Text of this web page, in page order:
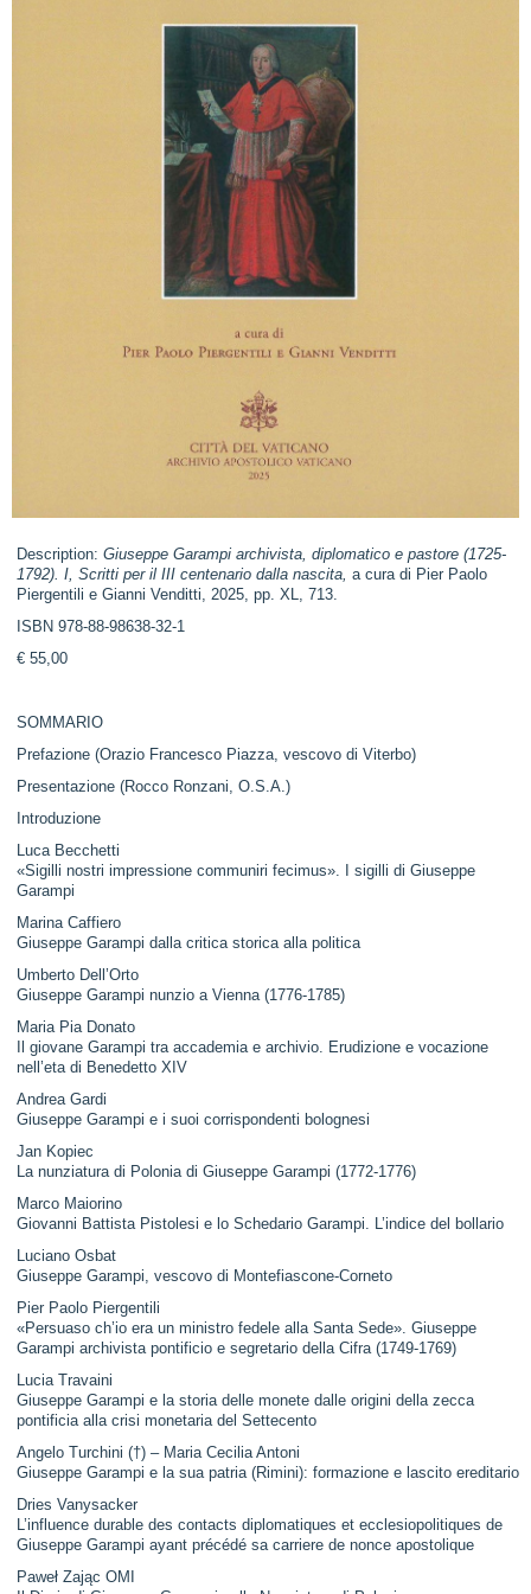
Description:Giuseppe Garampi archivista, diplomatico e pastore (1725-
1792). I, Scritti per il III centenario dalla nascita,a cura di Pier Paolo
Piergentili e Gianni Venditti, 2025, pp. XL, 713.
ISBN 978-88-98638-32-1
€ 55,00
SOMMARIO
Prefazione (Orazio Francesco Piazza, vescovo di Viterbo)
Presentazione (Rocco Ronzani, O.S.A.)
Introduzione
Luca Becchetti
«Sigilli nostri impressione communiri fecimus». I sigilli di Giuseppe
Garampi
Marina Caffiero
Giuseppe Garampi dalla critica storica alla politica
Umberto Dell’Orto
Giuseppe Garampi nunzio a Vienna (1776-1785)
Maria Pia Donato
Il giovane Garampi tra accademia e archivio. Erudizione e vocazione
nell’eta di Benedetto XIV
Andrea Gardi
Giuseppe Garampi e i suoi corrispondenti bolognesi
Jan Kopiec
La nunziatura di Polonia di Giuseppe Garampi (1772-1776)
Marco Maiorino
Giovanni Battista Pistolesi e lo Schedario Garampi. L’indice del bollario
Luciano Osbat
Giuseppe Garampi, vescovo di Montefiascone-Corneto
Pier Paolo Piergentili
«Persuaso ch’io era un ministro fedele alla Santa Sede». Giuseppe
Garampi archivista pontificio e segretario della Cifra (1749-1769)
Lucia Travaini
Giuseppe Garampi e la storia delle monete dalle origini della zecca
pontificia alla crisi monetaria del Settecento
Angelo Turchini (†) – Maria Cecilia Antoni
Giuseppe Garampi e la sua patria (Rimini): formazione e lascito ereditario
Dries Vanysacker
L’influence durable des contacts diplomatiques et ecclesiopolitiques de
Giuseppe Garampi ayant précédé sa carriere de nonce apostolique
Paweł Zając OMI